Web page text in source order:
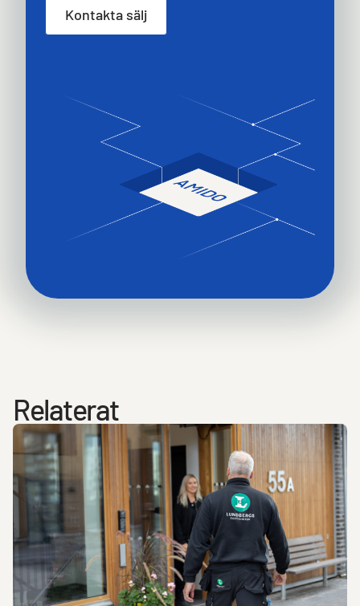
Kontakta sälj
Relaterat